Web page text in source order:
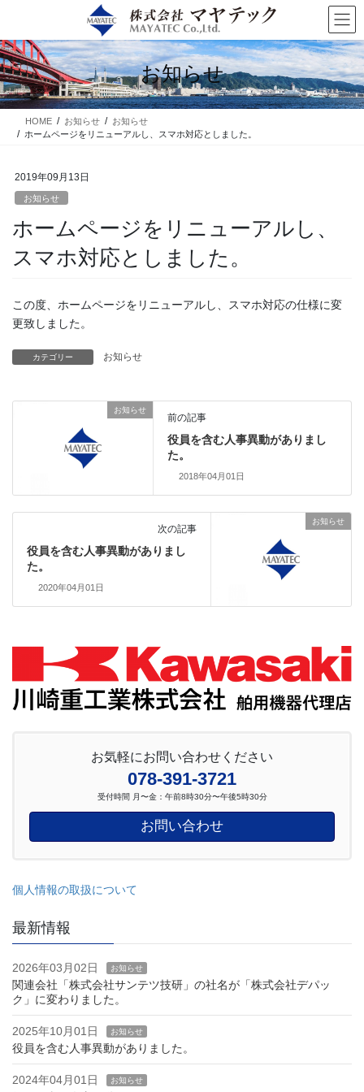
テ
ン
ツ
に
移
ゲ
ー
シ
ョ
ン
お知らせ
HOME お知らせ
お知らせ
ホームページをリニューアルし、スマホ対応としました。
2019年09月13日
お知らせ
ホームページをリニューアルし、
スマホ対応としました。
この度、ホームページをリニューアルし、スマホ対応の仕様に変
更致しました。
カテゴリー お知らせ
お知らせ
前の記事
役員を含む人事異動がありまし
た。
2018年04月01日
お知らせ
次の記事
役員を含む人事異動がありまし
た。
2020年04月01日
お気軽にお問い合わせください
078-391-3721
受付時間 月〜金：午前8時30分〜午後5時30分
お問い合わせ
個人情報の取扱について
最新情報
2026年03月02日 お知らせ
関連会社「株式会社サンテツ技研」の社名が「株式会社デパッ
ク」に変わりました。
2025年10月01日 お知らせ
役員を含む人事異動がありました。
2024年04月01日 お知らせ